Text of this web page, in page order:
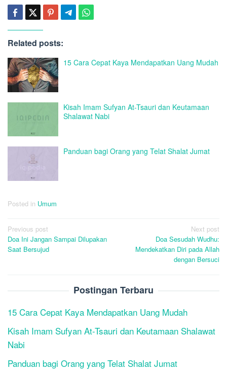
Related posts:
15 Cara Cepat Kaya Mendapatkan Uang Mudah
Kisah Imam Sufyan At-Tsauri dan Keutamaan
Shalawat Nabi
Panduan bagi Orang yang Telat Shalat Jumat
Posted in Umum
Post
navigation
Previous post
Doa Ini Jangan Sampai Dilupakan
Saat Bersujud
Next post
Doa Sesudah Wudhu:
Mendekatkan Diri pada Allah
dengan Bersuci
Postingan Terbaru
15 Cara Cepat Kaya Mendapatkan Uang Mudah
Kisah Imam Sufyan At-Tsauri dan Keutamaan Shalawat
Nabi
Panduan bagi Orang yang Telat Shalat Jumat